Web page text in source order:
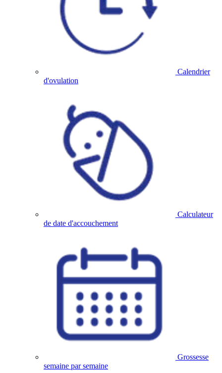
Calendrier
d'ovulation
Calculateur
de date d'accouchement
Grossesse
semaine par semaine